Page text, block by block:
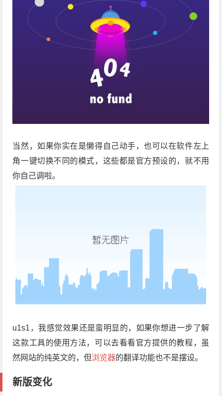
当然，如果你实在是懒得自己动手，也可以在软件左上
角一键切换不同的模式，这些都是官方预设的，就不用
你自己调啦。
u1s1，我感觉效果还是蛮明显的，如果你想进一步了解
这款工具的使用方法，可以去看看官方提供的教程，虽
然网站的纯英文的，但浏览器的翻译功能也不是摆设。
新版变化